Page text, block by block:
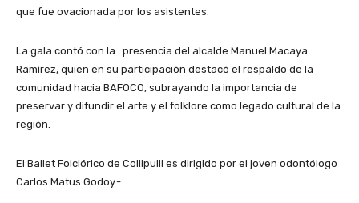
que fue ovacionada por los asistentes.
La gala contó con la presencia del alcalde Manuel Macaya
Ramírez, quien en su participación destacó el respaldo de la
comunidad hacia BAFOCO, subrayando la importancia de
preservar y difundir el arte y el folklore como legado cultural de la
región.
El Ballet Folclórico de Collipulli es dirigido por el joven odontólogo
Carlos Matus Godoy.-